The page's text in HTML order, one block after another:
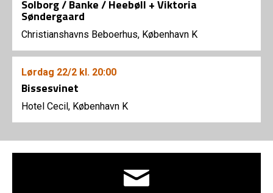
Solborg / Banke / Heebøll + Viktoria
Søndergaard
Christianshavns Beboerhus, København K
Lørdag 22/2 kl. 20:00
Bissesvinet
Hotel Cecil, København K